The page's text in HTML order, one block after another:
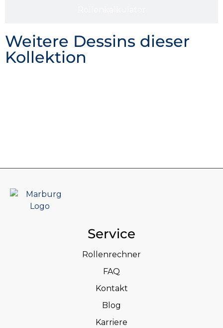
Weitere Dessins dieser
Kollektion
Service
Rollenrechner
FAQ
Kontakt
Blog
Karriere